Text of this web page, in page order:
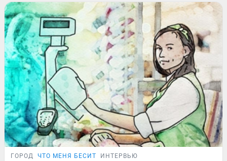
ГОРОД ЧТО МЕНЯ БЕСИТ ИНТЕРВЬЮ